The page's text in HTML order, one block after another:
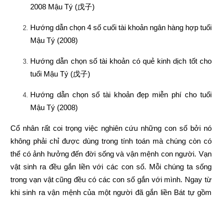
2008 Mậu Tý (戊子)
Hướng dẫn chọn 4 số cuối tài khoản ngân hàng hợp tuổi
Mậu Tý (2008)
Hướng dẫn chọn số tài khoản có quẻ kinh dịch tốt cho
tuổi Mậu Tý (戊子)
Hướng dẫn chọn số tài khoản đẹp miễn phí cho tuổi
Mậu Tý (2008)
Cổ nhân rất coi trọng việc nghiên cứu những con số bởi nó
không phải chỉ được dùng trong tính toán mà chúng còn có
thể có ảnh hưởng đến đời sống và vận mệnh con người. Vạn
vật sinh ra đều gắn liền với các con số. Mỗi chúng ta sống
trong vạn vật cũng đều có các con số gắn với mình. Ngay từ
khi sinh ra vận mệnh của một người đã gắn liền Bát tự gồm